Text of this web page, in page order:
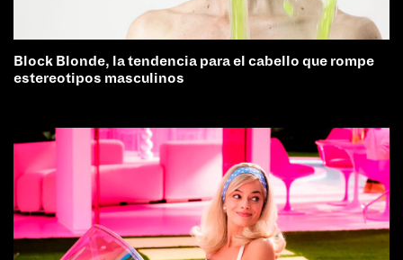
Block Blonde, la tendencia para el cabello que rompe
estereotipos masculinos